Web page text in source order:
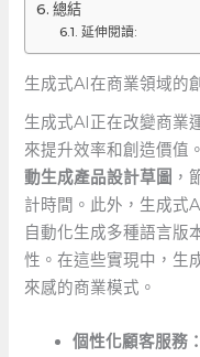
總結
延伸閱讀:
生成式AI在商業領域的
生成式AI正在改變商業
來提升效率和創造價值
動生成產品設計草圖 ，
計時間。此外，生成式
自動化生成多種語言版
性。在這些實現中，生
來感的商業模式。
個性化顧客服務：